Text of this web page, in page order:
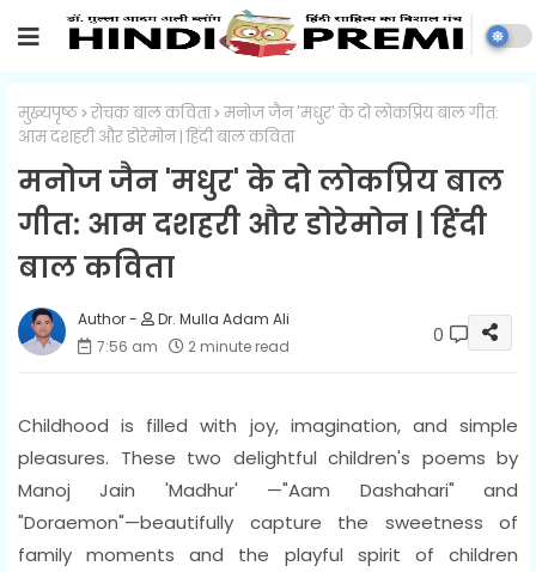
मुख्यपृष्ठ रोचक बाल कविता मनोज जैन 'मधुर' के दो लोकप्रिय बाल गीत:
आम दशहरी और डोरेमोन | हिंदी बाल कविता
मनोज जैन 'मधुर' के दो लोकप्रिय बाल
गीत: आम दशहरी और डोरेमोन | हिंदी
बाल कविता
Dr. Mulla Adam Ali
7:56 am
2 minute read 0
Childhood is filled with joy, imagination, and simple
pleasures. These two delightful children's poems by
Manoj Jain 'Madhur' —"Aam Dashahari" and
"Doraemon"—beautifully capture the sweetness of
family moments and the playful spirit of children